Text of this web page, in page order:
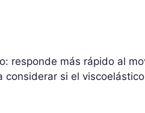
responde más rápido al
considerar si el